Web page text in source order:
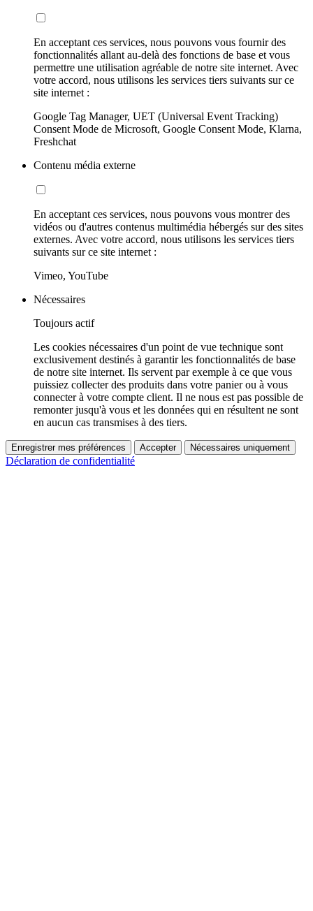
En acceptant ces services, nous pouvons vous fournir des
fonctionnalités allant au-delà des fonctions de base et vous
permettre une utilisation agréable de notre site internet. Avec
votre accord, nous utilisons les services tiers suivants sur ce
site internet :
Google Tag Manager, UET (Universal Event Tracking)
Consent Mode de Microsoft, Google Consent Mode, Klarna,
Freshchat
Contenu média externe
En acceptant ces services, nous pouvons vous montrer des
vidéos ou d'autres contenus multimédia hébergés sur des sites
externes. Avec votre accord, nous utilisons les services tiers
suivants sur ce site internet :
Vimeo, YouTube
Nécessaires
Toujours actif
Les cookies nécessaires d'un point de vue technique sont
exclusivement destinés à garantir les fonctionnalités de base
de notre site internet. Ils servent par exemple à ce que vous
puissiez collecter des produits dans votre panier ou à vous
connecter à votre compte client. Il ne nous est pas possible de
remonter jusqu'à vous et les données qui en résultent ne sont
en aucun cas transmises à des tiers.
Enregistrer mes préférences Accepter Nécessaires uniquement
Déclaration de confidentialité